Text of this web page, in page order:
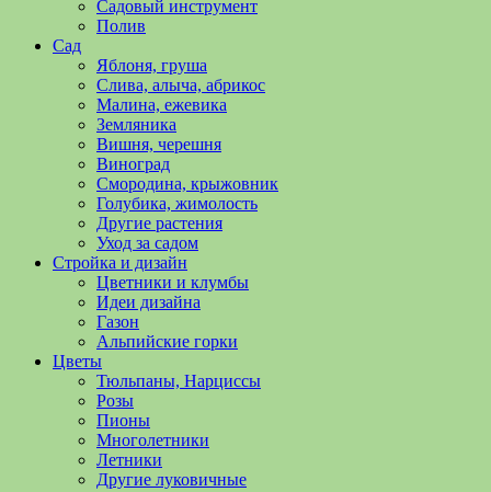
уходу
овощами,
растениями
Поможем
обустройстве
выращивании
Садовый инструмент
Полив
Сад
Яблоня, груша
Слива, алыча, абрикос
Малина, ежевика
Земляника
Вишня, черешня
Виноград
Смородина, крыжовник
Голубика, жимолость
Другие растения
Уход за садом
Стройка и дизайн
Цветники и клумбы
Идеи дизайна
Газон
Альпийские горки
Цветы
Тюльпаны, Нарциссы
Розы
Пионы
Многолетники
Летники
Другие луковичные